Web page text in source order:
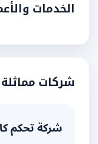
الخدمات والأعمال
شركات مماثلة
شركة تحكم كانة